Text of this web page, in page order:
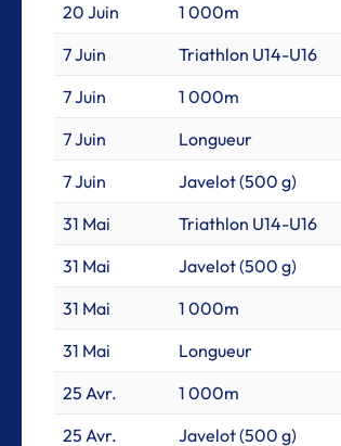
20 Juin 1 000m
7 Juin
Triathlon U14-U16
7 Juin
1 000m
7 Juin
Longueur
7 Juin
Javelot (500 g)
31 Mai
Triathlon U14-U16
31 Mai
Javelot (500 g)
31 Mai
1 000m
31 Mai
Longueur
25 Avr.
1 000m
25 Avr.
Javelot (500 g)